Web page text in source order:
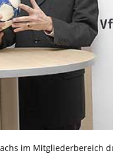
im Mitgliederbereich